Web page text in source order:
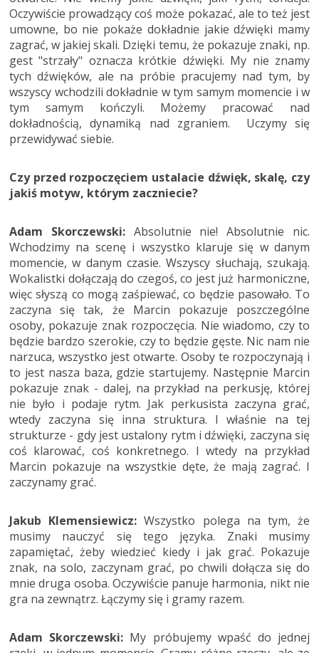
Oczywiście prowadzący coś może pokazać, ale to też jest
umowne, bo nie pokaże dokładnie jakie dźwięki mamy
zagrać, w jakiej skali. Dzięki temu, że pokazuje znaki, np.
gest "strzały" oznacza krótkie dźwięki. My nie znamy
tych dźwięków, ale na próbie pracujemy nad tym, by
wszyscy wchodzili dokładnie w tym samym momencie i w
tym samym kończyli. Możemy pracować nad
dokładnością, dynamiką nad zgraniem. Uczymy się
przewidywać siebie.
Czy przed rozpoczęciem ustalacie dźwięk, skalę, czy
jakiś motyw, którym zaczniecie?
Adam Skorczewski:Absolutnie nie! Absolutnie nic.
Wchodzimy na scenę i wszystko klaruje się w danym
momencie, w danym czasie. Wszyscy słuchają, szukają.
Wokalistki dołączają do czegoś, co jest już harmoniczne,
więc słyszą co mogą zaśpiewać, co będzie pasowało. To
zaczyna się tak, że Marcin pokazuje poszczególne
osoby, pokazuje znak rozpoczęcia. Nie wiadomo, czy to
będzie bardzo szerokie, czy to będzie gęste. Nic nam nie
narzuca, wszystko jest otwarte. Osoby te rozpoczynają i
to jest nasza baza, gdzie startujemy. Następnie Marcin
pokazuje znak - dalej, na przykład na perkusję, której
nie było i podaje rytm. Jak perkusista zaczyna grać,
wtedy zaczyna się inna struktura. I właśnie na tej
strukturze - gdy jest ustalony rytm i dźwięki, zaczyna się
coś klarować, coś konkretnego. I wtedy na przykład
Marcin pokazuje na wszystkie dęte, że mają zagrać. I
zaczynamy grać.
Jakub Klemensiewicz:Wszystko polega na tym, że
musimy nauczyć się tego języka. Znaki musimy
zapamiętać, żeby wiedzieć kiedy i jak grać. Pokazuje
znak, na solo, zaczynam grać, po chwili dołącza się do
mnie druga osoba. Oczywiście panuje harmonia, nikt nie
gra na zewnątrz. Łączymy się i gramy razem.
Adam Skorczewski: My próbujemy wpaść do jednej